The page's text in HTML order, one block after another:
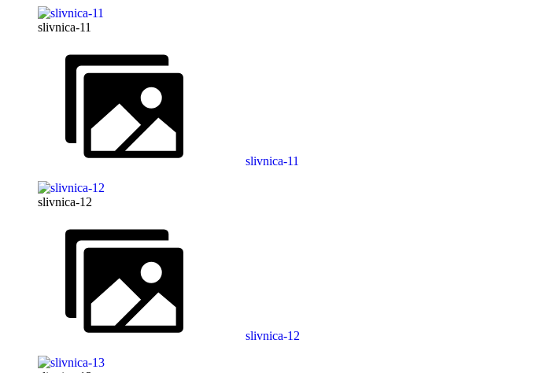
slivnica-11
slivnica-11
slivnica-12
slivnica-12